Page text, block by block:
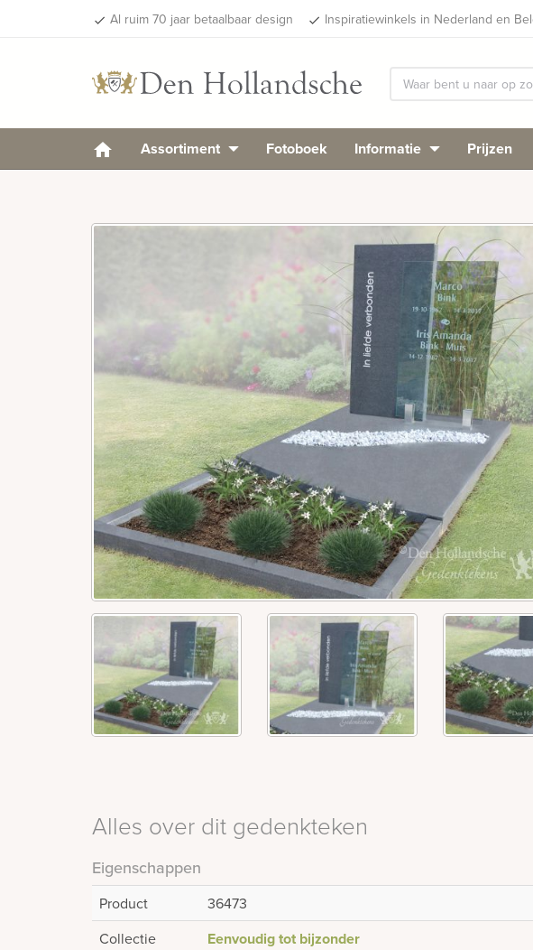
done Al ruim 70 jaar betaalbaar design done Inspiratiewinkels in Nederland en
Assortiment Fotoboek Informatie Prijzen
Alles over dit gedenkteken
Eigenschappen
Product
36473
Collectie
Eenvoudig tot bijzonder